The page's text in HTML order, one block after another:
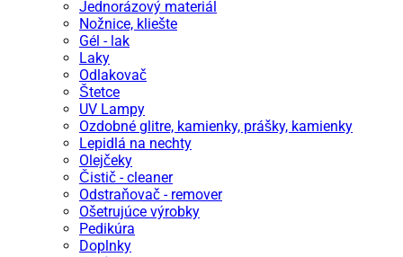
Jednorázový materiál
Nožnice, kliešte
Gél - lak
Laky
Odlakovač
Štetce
UV Lampy
Ozdobné glitre, kamienky, prášky, kamienky
Lepidlá na nechty
Olejčeky
Čistič - cleaner
Odstraňovač - remover
Ošetrujúce výrobky
Pedikúra
Doplnky